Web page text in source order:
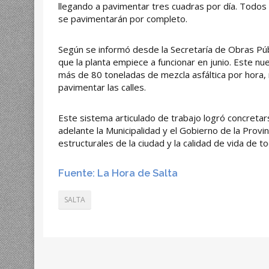
llegando a pavimentar tres cuadras por día.
se pavimentarán por completo.
Según se informó desde la Secretaría de Obras
que la planta empiece a funcionar en junio. Este
más de 80 toneladas de mezcla asfáltica por
pavimentar las calles.
Este sistema articulado de trabajo logró
adelante la Municipalidad y el Gobierno de la
estructurales de la ciudad y la calidad de vida de
Fuente: La Hora de Salta
SALTA